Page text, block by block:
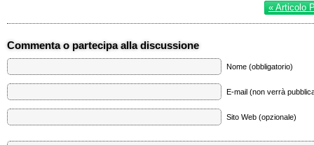
« Articolo
Commenta o partecipa alla discussione
Nome (obbligatorio)
E-mail (non verrà
Sito Web (opzionale)